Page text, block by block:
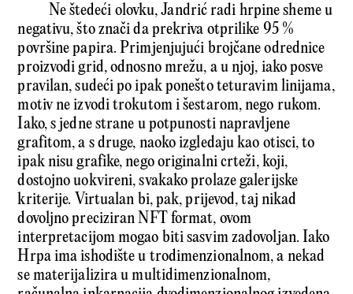
Ne štedeći olovku, Jandrić radi hrpine sheme u
negativu, što znači da prekriva otprilike 95 %
površine papira. Primjenjujući brojčane odrednice
proizvodi grid, odnosno mrežu, a u njoj, iako posve
pravilan, sudeći po ipak ponešto teturavim linijama,
motiv ne izvodi trokutom i šestarom, nego rukom.
Iako, s jedne strane u potpunosti napravljene
grafitom, a s druge, naoko izgledaju kao otisci, to
ipak nisu grafike, nego originalni crteži, koji,
dostojno uokvireni, svakako prolaze galerijske
kriterije. Virtualan bi, pak, prijevod, taj nikad
dovoljno preciziran NFT format, ovom
interpretacijom mogao biti sasvim zadovoljan. Iako
Hrpa ima ishodište u trodimenzionalnom, a nekad
se materijalizira u multidimenzionalnom,